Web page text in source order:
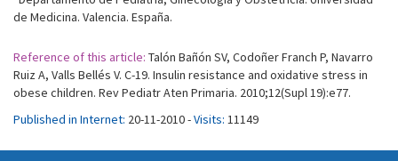
de Medicina. Valencia. España.
Reference of this article: Talón Bañón SV, Codoñer Franch P, Navarro
Ruiz A, Valls Bellés V. C-19. Insulin resistance and oxidative stress in
obese children. Rev Pediatr Aten Primaria. 2010;12(Supl 19):e77.
Published in Internet: 20-11-2010 -Visits: 11149